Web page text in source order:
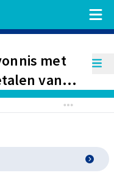
met
van
aan
draagt de